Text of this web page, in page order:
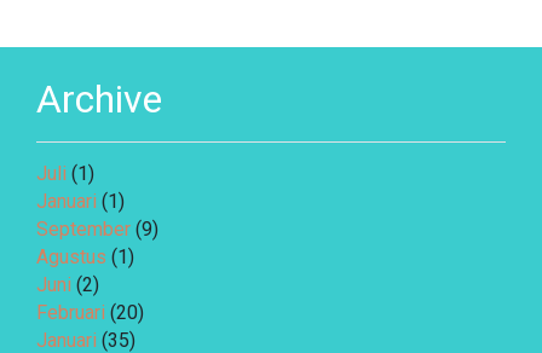
Archive
Juli (1)
Januari (1)
September (9)
Agustus (1)
Juni (2)
Februari (20)
Januari (35)